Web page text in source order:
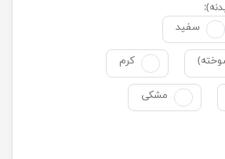
سفید
کرم
مشکی